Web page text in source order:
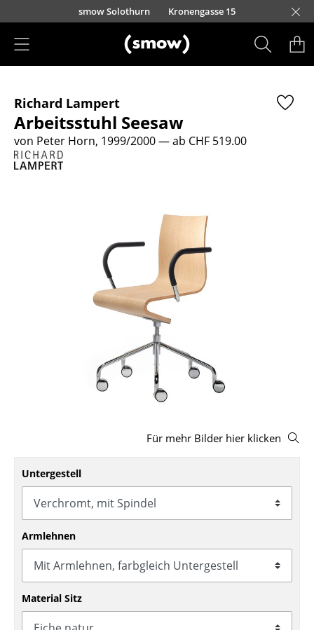
Direkt zum Inhaltsmow Solothurn Kronengasse 15
Sitzmöbel
Esszimmerstühle
Sofas
Bänke & Liegen
Schaukelstühle
Bürodrehstühle
Konferenzstühle
Bürosessel
Einzelteile
... alle Sitzmöbel
Richard Lampert
Arbeitsstuhl Seesaw
von Peter Horn, 1999/2000— ab CHF 519.00
Für mehr Bilder hier klicken
Untergestell
Armlehnen
Material Sitz